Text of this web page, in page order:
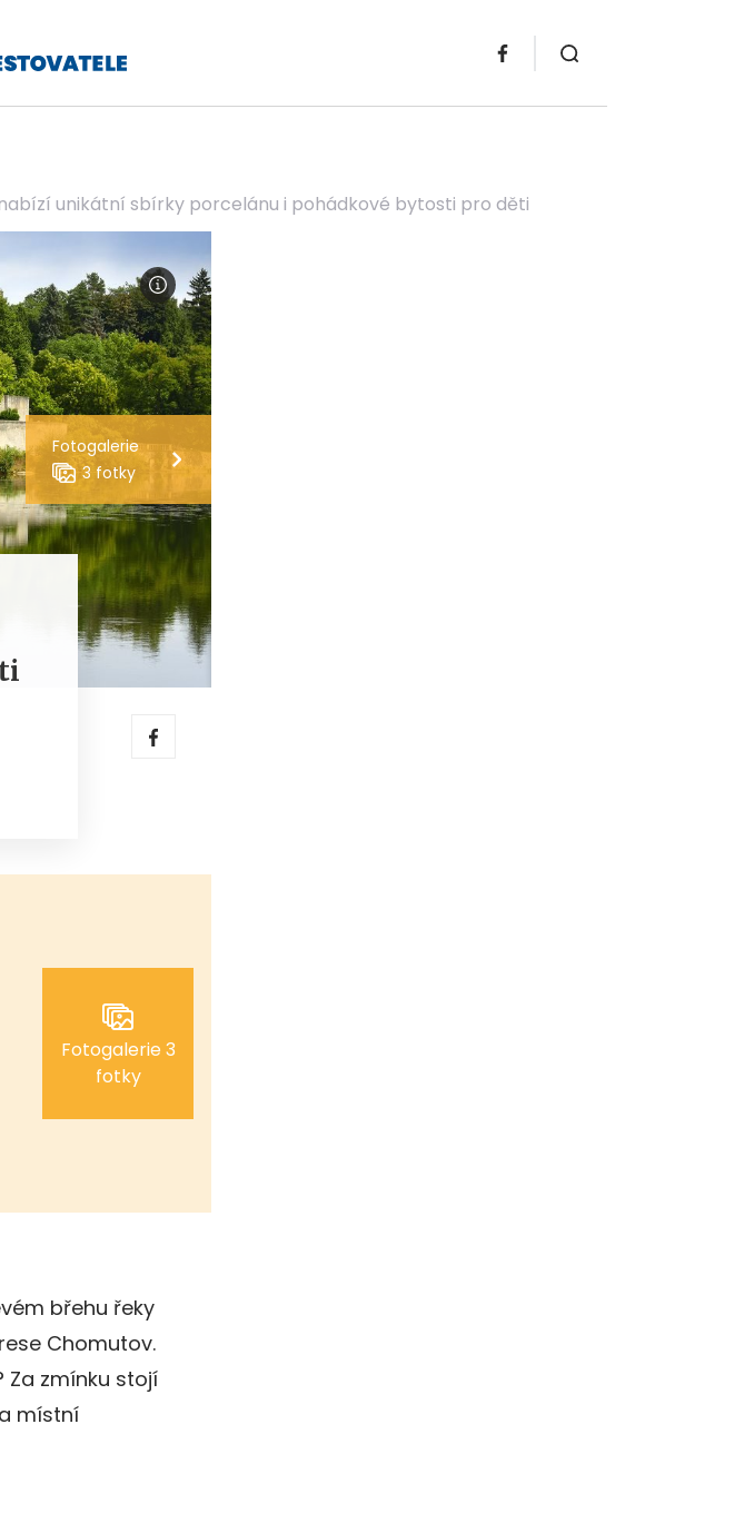
unikátní sbírky porcelánu i pohádkové bytosti pro děti
Fotogalerie
3 fotky
Fotogalerie 3
fotky
břehu řeky
Chomutov.
Za zmínku stojí
místní